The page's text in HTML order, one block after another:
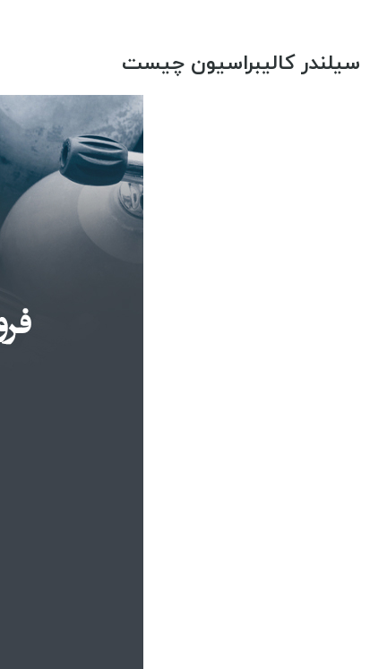
سیلندر کالیبراسیون چیست